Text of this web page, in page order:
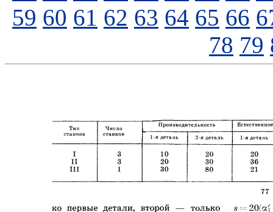
59 60 61 62 63 64 65 66
78 79